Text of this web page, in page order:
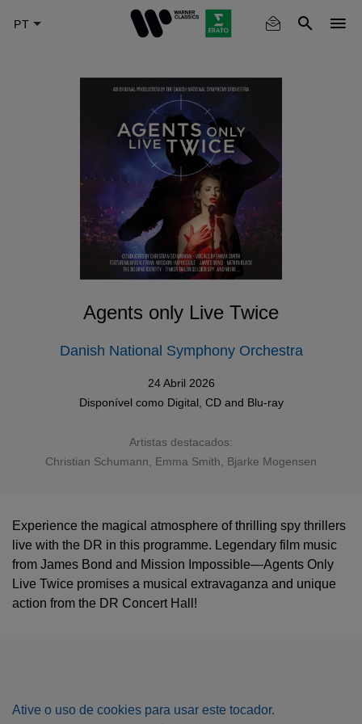
Agents only Live Twice
Danish National Symphony Orchestra
24 Abril 2026
Disponível como Digital CDand Blu-ray
Artistas destacados:
Christian Schumann, Emma Smith, Bjarke Mogensen
Experience the magical atmosphere of thrilling spy thrillers
live with the DR in this programme. Legendary film music
from James Bond and Mission Impossible—Agents Only
Live Twice promises a musical extravaganza and unique
action from the DR Concert Hall!
Ative o uso de cookies para usar este tocador.